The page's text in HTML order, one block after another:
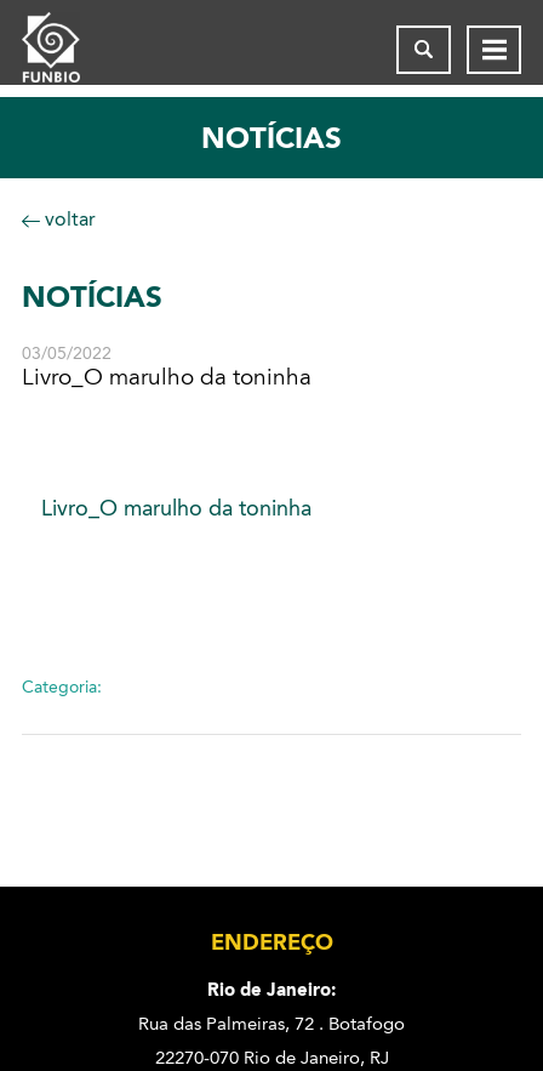
NOTÍCIAS
voltar
NOTÍCIAS
03/05/2022
Livro_O marulho da toninha
Livro_O marulho da toninha
Categoria:
ENDEREÇO
Rio de Janeiro:
Rua das Palmeiras, 72 . Botafogo
22270-070 Rio de Janeiro, RJ